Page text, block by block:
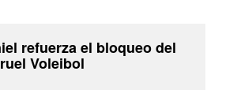
refuerza el bloqueo del
Voleibol